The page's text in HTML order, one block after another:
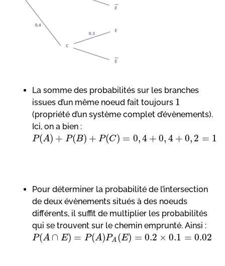
La somme des probabilités sur les branches
issues d’un même noeud fait toujours 1
(propriété d’un système complet d’évènements).
Ici, on a bien :
P(A) + P(B) + P(C) = 0,4 + 0, 4 + 0, 2 = 1
Pour déterminer la probabilité de l’intersection
de deux évènements situés à des noeuds
différents, il suffit de multiplier les probabilités
qui se trouvent sur le chemin emprunté. Ainsi :
P(A ∩ E) = P(A)PA (E) = 0.2 × 0.1 = 0.02